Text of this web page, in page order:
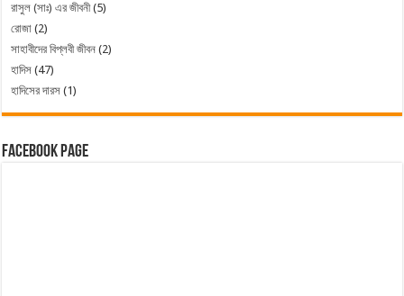
রাসুল (সাঃ) এর জীবনী(5)
রোজা (2)
সাহাবীদের বিপ্লবী জীবন (2)
হাদিস (47)
হাদিসের দারস (1)
Facebook Page